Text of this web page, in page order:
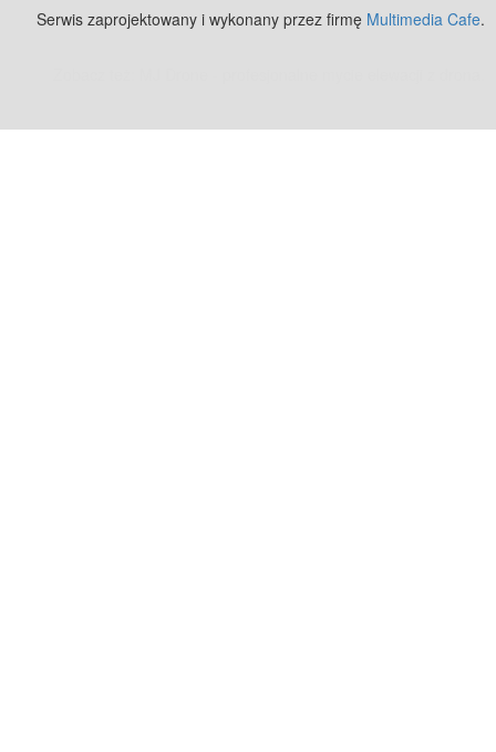
Serwis zaprojektowany i wykonany przez firmę Multimedia Cafe.